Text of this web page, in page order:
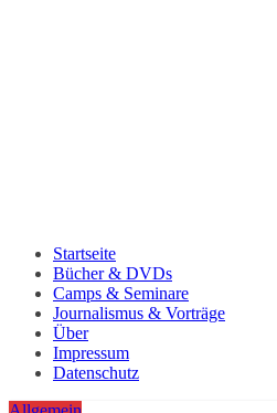
Startseite
Bücher & DVDs
Camps & Seminare
Journalismus & Vorträge
Über
Impressum
Datenschutz